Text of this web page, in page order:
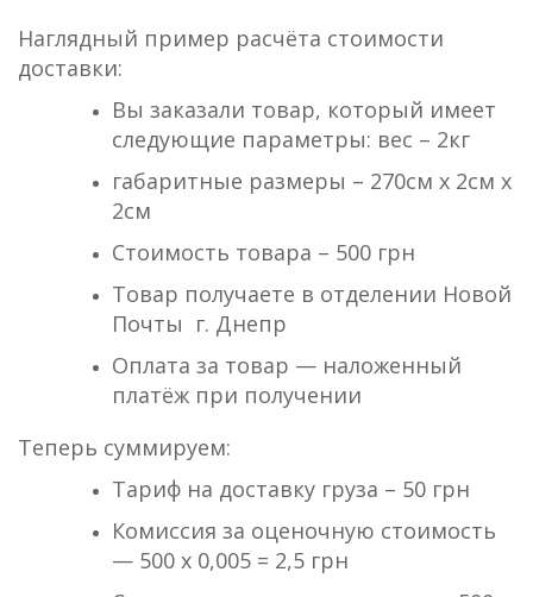
Наглядный пример расчёта стоимости
доставки:
Вы заказали товар, который имеет
следующие параметры: вес – 2кг
габаритные размеры – 270см х 2см х
2см
Стоимость товара – 500 грн
Товар получаете в отделении Новой
Почты г. Днепр
Оплата за товар — наложенный
платёж при получении
Теперь суммируем:
Тариф на доставку груза – 50 грн
Комиссия за оценочную стоимость
— 500 х 0,005 = 2,5 грн